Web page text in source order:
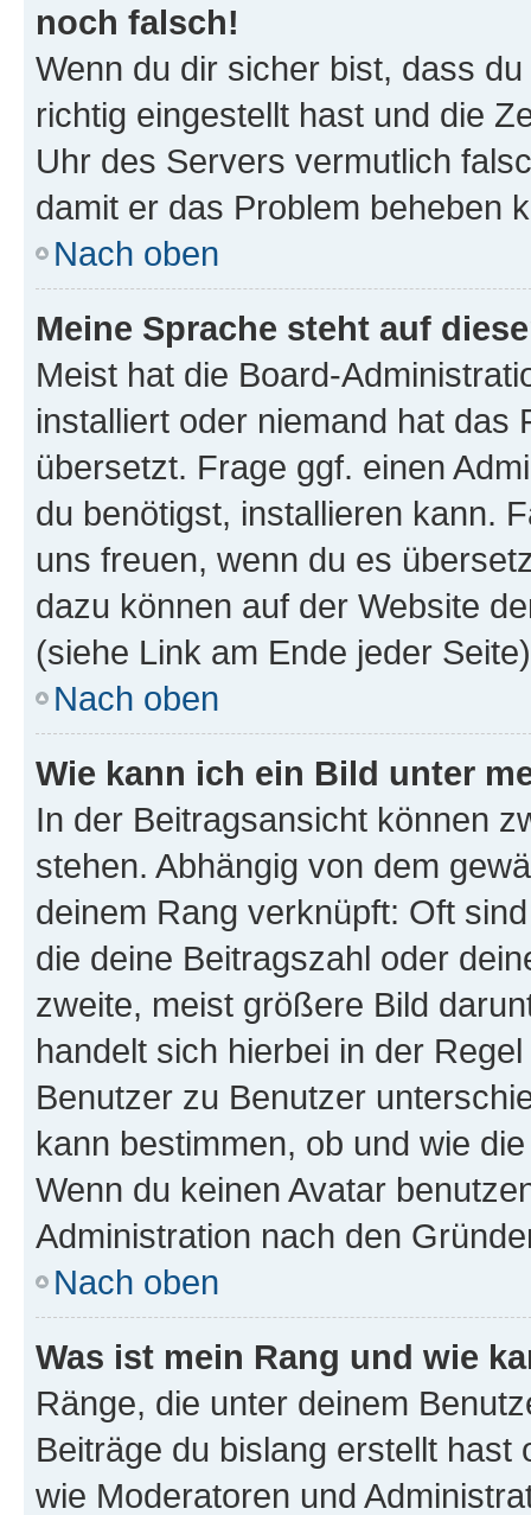
noch falsch!
Wenn du dir sicher bist, dass
richtig eingestellt hast und die
Uhr des Servers vermutlich
damit er das Problem beheben
Nach oben
Meine Sprache steht auf
Meist hat die Board-
installiert oder niemand hat das
übersetzt. Frage ggf. einen
du benötigst, installieren kann.
uns freuen, wenn du es
dazu können auf der Website
(siehe Link am Ende jeder
Nach oben
Wie kann ich ein Bild unter
In der Beitragsansicht können
stehen. Abhängig von dem
deinem Rang verknüpft: Oft
die deine Beitragszahl oder
zweite, meist größere Bild
handelt sich hierbei in der
Benutzer zu Benutzer
kann bestimmen, ob und wie
Wenn du keinen Avatar
Administration nach den
Nach oben
Was ist mein Rang und wie
Ränge, die unter deinem
Beiträge du bislang erstellt
wie Moderatoren und